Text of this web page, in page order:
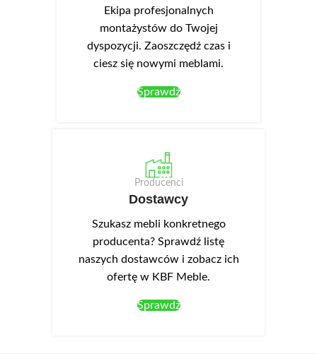
Ekipa profesjonalnych
montażystów do Twojej
dyspozycji. Zaoszczędź czas i
ciesz się nowymi meblami.
Sprawdź
Producenci
Dostawcy
Szukasz mebli konkretnego
producenta? Sprawdź listę
naszych dostawców i zobacz ich
ofertę w KBF Meble.
Sprawdź